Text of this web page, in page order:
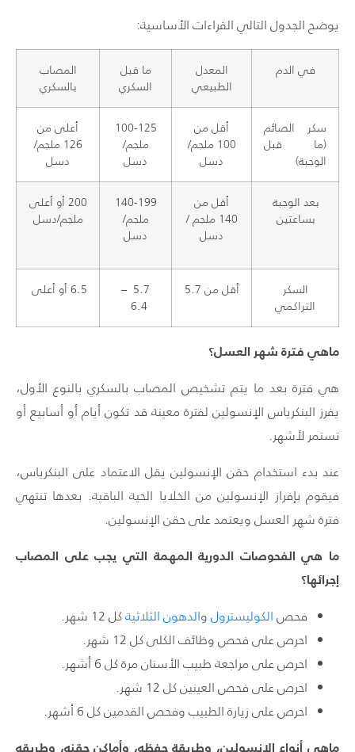
يوضح الجدول التالي القراءات الأساسية:
في الدم
المعدل
الطبيعي
ما قبل
السكري
المصاب
بالسكري
سكر الصائم
(ما قبل
الوجبة)
أقل من
100 ملجم/
دسل
100-125
ملجم/
دسل
أعلى من
126 ملجم/
دسل
بعد الوجبة
بساعتين
أقل من
140 ملجم /
دسل
140-199
ملجم/
دسل
200 أو أعلى
ملجم/دسل
السكر
التراكمي
أقل من 5.7
5.7 –
6.4
6.5 أو أعلى
ماهي فترة شهر العسل؟
هي فترة بعد ما يتم تشخيص المصاب بالسكري بالنوع الأول،
يفرز البنكرياس الإنسولين لفترة معينة قد تكون أيام أو أسابيع أو
تستمر لأشهر.
عند بدء استخدام حقن الإنسولين يقل الاعتماد على البنكرياس،
فيقوم بإفراز الإنسولين من الخلايا الحية الباقية. بعدها تنتهي
فترة شهر العسل ويعتمد على حقن الإنسولين.
ما هي الفحوصات الدورية المهمة التي يجب على المصاب
إجرائها؟
فحص الكوليسترول والدهون الثلاثيةكل 12 شهر.
احرص على فحص وظائف الكلىكل 12 شهر.
احرص على مراجعة طبيب الأسنان مرة كل 6 أشهر.
احرص على فحص العينين كل 12 شهر.
احرص على زيارة الطبيب وفحص القدمين كل 6 أشهر.
ماهي أنواع الإنسولين، وطريقة حفظه، وأماكن حقنه، وطريقه